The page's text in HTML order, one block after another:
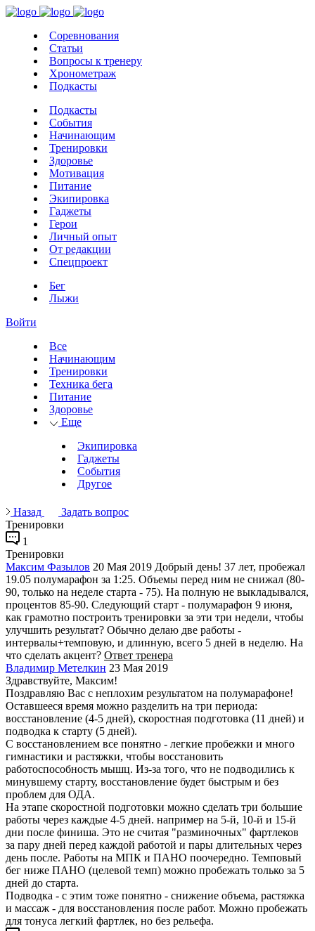
Соревнования
Статьи
Вопросы к тренеру
Хронометраж
Подкасты
Подкасты
События
Начинающим
Тренировки
Здоровье
Мотивация
Питание
Экипировка
Гаджеты
Герои
Личный опыт
От редакции
Спецпроект
Бег
Лыжи
Войти
Все
Начинающим
Тренировки
Техника бега
Питание
Здоровье
Еще
Экипировка
Гаджеты
События
Другое
Назад
Задать вопрос
Тренировки
1
Тренировки
Максим Фазылов 20 Мая 2019 Добрый день! 37 лет, пробежал
19.05 полумарафон за 1:25. Объемы перед ним не снижал (80-
90, только на неделе старта - 75). На полную не выкладывался,
процентов 85-90. Следующий старт - полумарафон 9 июня,
как грамотно построить тренировки за эти три недели, чтобы
улучшить результат? Обычно делаю две работы -
интервалы+темповую, и длинную, всего 5 дней в неделю. На
что сделать акцент? Ответ тренера
Владимир Метелкин 23 Мая 2019
Здравствуйте, Максим!
Поздравляю Вас с неплохим результатом на полумарафоне!
Оставшееся время можно разделить на три периода:
восстановление (4-5 дней), скоростная подготовка (11 дней) и
подводка к старту (5 дней).
С восстановлением все понятно - легкие пробежки и много
гимнастики и растяжки, чтобы восстановить
работоспособность мышц. Из-за того, что не подводились к
минувшему старту, восстановление будет быстрым и без
проблем для ОДА.
На этапе скоростной подготовки можно сделать три большие
работы через каждые 4-5 дней. например на 5-й, 10-й и 15-й
дни после финиша. Это не считая "разминочных" фартлеков
за пару дней перед каждой работой и пары длительных через
день после. Работы на МПК и ПАНО поочередно. Темповый
бег ниже ПАНО (целевой темп) можно пробежать только за 5
дней до старта.
Подводка - с этим тоже понятно - снижение объема, растяжка
и массаж - для восстановления после работ. Можно пробежать
для тонуса легкий фартлек, но без рельефа.